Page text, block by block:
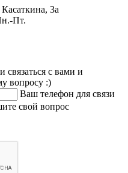
3а
Пт.
связаться с вами и
вопросу :)
Ваш телефон для связи
свой вопрос